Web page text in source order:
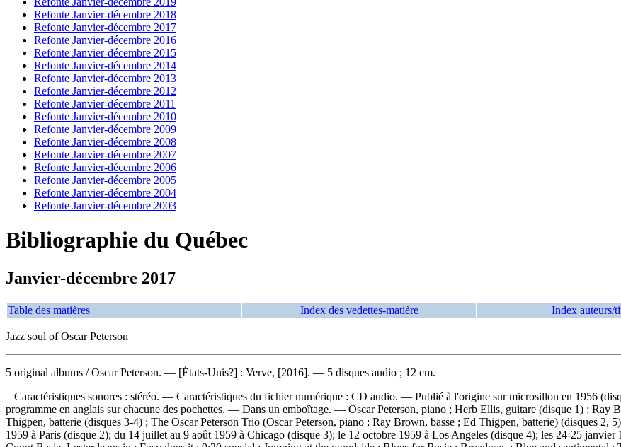
Refonte Janvier-décembre 2018
Refonte Janvier-décembre 2017
Refonte Janvier-décembre 2016
Refonte Janvier-décembre 2015
Refonte Janvier-décembre 2014
Refonte Janvier-décembre 2013
Refonte Janvier-décembre 2012
Refonte Janvier-décembre 2011
Refonte Janvier-décembre 2010
Refonte Janvier-décembre 2009
Refonte Janvier-décembre 2008
Refonte Janvier-décembre 2007
Refonte Janvier-décembre 2006
Refonte Janvier-décembre 2005
Refonte Janvier-décembre 2004
Refonte Janvier-décembre 2003
Bibliographie du Québec
Janvier-décembre 2017
Table des matières Index des vedettes-matière Index auteurs/
Jazz soul of Oscar Peterson
5 original albums / Oscar Peterson. — [États-Unis?] : Verve, [2016]. — 5 disques audio ; 12 cm.
Caractéristiques sonores : stéréo. — Caractéristiques du fichier numérique : CD audio. — Publié à l'origine sur microsillon en 1956
programme en anglais sur chacune des pochettes. — Dans un emboîtage. — Oscar Peterson, piano ; Herb Ellis, guitare (disque 1) ; Ray
Thigpen, batterie (disques 3-4) ; The Oscar Peterson Trio (Oscar Peterson, piano ; Ray Brown, basse ; Ed Thigpen, batterie) (disques
1959 à Paris (disque 2); du 14 juillet au 9 août 1959 à Chicago (disque 3); le 12 octobre 1959 à Los Angeles (disque 4); les 24-25